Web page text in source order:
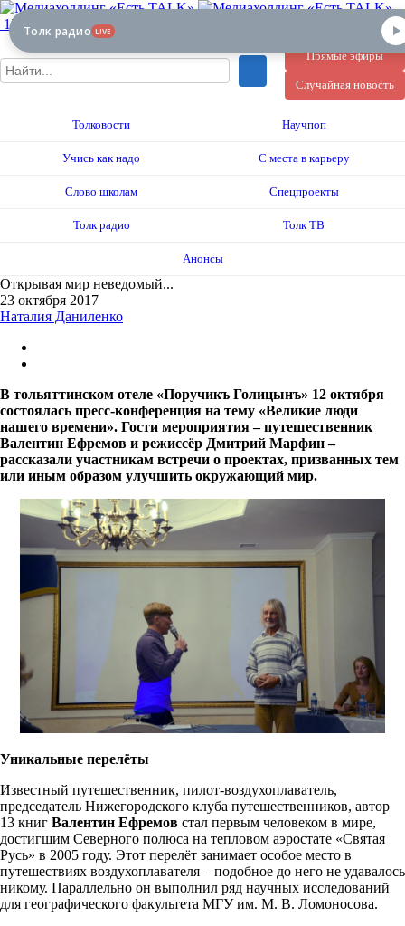
12+
Прямые эфиры
Случайная новость
Толковости Научпоп
Учись как надо С места в карьеру
Слово школам Спецпроекты
Толк радио Толк ТВ
Анонсы
Открывая мир неведомый...
23 октября 2017
Наталия Даниленко
В тольяттинском отеле «Поручикъ Голицынъ» 12 октября
состоялась пресс-конференция на тему «Великие люди
нашего времени». Гости мероприятия – путешественник
Валентин Ефремов и режиссёр Дмитрий Марфин –
рассказали участникам встречи о проектах, призванных тем
или иным образом улучшить окружающий мир.
Уникальные перелёты
Известный путешественник, пилот-воздухоплаватель,
председатель Нижегородского клуба путешественников, автор
13 книг Валентин Ефремов стал первым человеком в мире,
достигшим Северного полюса на тепловом аэростате «Святая
Русь» в 2005 году. Этот перелёт занимает особое место в
путешествиях воздухоплавателя – подобное до него не удавалось
никому. Параллельно он выполнил ряд научных исследований
для географического факультета МГУ им. М. В. Ломоносова.
Толк радио LIVE